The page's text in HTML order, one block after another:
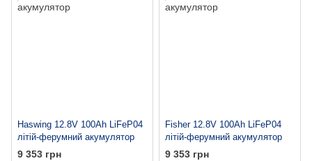
Haswing 12.8V 100Ah LiFeP04
літій-ферумний акумулятор
9 353 грн
Fisher 12.8V 100Ah LiFeP04
літій-ферумний акумулятор
9 353 грн